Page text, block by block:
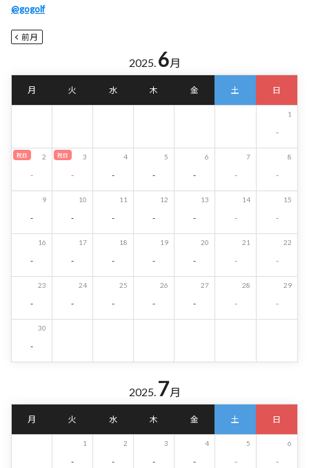
@gogolf
前月
2025. 6 月
月 火 水 木 金 土 日
1
-
祝日 2
-
祝日 3
-
4
-
5
-
6
-
7
-
8
-
9
-
10
-
11
-
12
-
13
-
14
-
15
-
16
-
17
-
18
-
19
-
20
-
21
-
22
-
23
-
24
-
25
-
26
-
27
-
28
-
29
-
30
-
2025. 7 月
月 火 水 木 金 土 日
1
-
2
-
3
-
4
-
5
-
6
-